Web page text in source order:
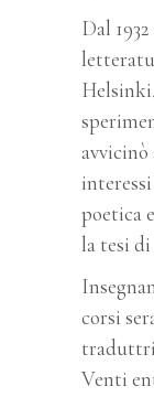
Dal
Helsinki.
poetica
la tesi di
corsi
Venti